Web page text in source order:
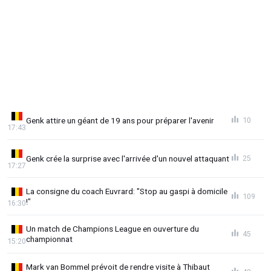
Genk attire un géant de 19 ans pour préparer l'avenir
17:43
10
Genk crée la surprise avec l'arrivée d'un nouvel attaquant
17:27
25
La consigne du coach Euvrard: "Stop au gaspi à domicile
!"
16:30
109
Un match de Champions League en ouverture du
championnat
15:20
45
Mark van Bommel prévoit de rendre visite à Thibaut